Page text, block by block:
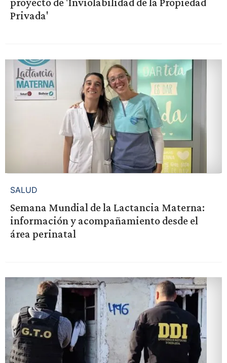
Privada'
SALUD
Semana Mundial de la Lactancia Materna:
información y acompañamiento desde el
área perinatal